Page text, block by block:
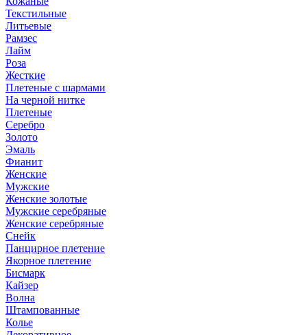
Текстильные
Литьевые
Рамзес
Лайм
Роза
Жесткие
Плетеные с шармами
На черной нитке
Плетеные
Серебро
Золото
Эмаль
Фианит
Женские
Мужские
Женские золотые
Мужские серебряные
Женские серебряные
Снейк
Панцирное плетение
Якорное плетение
Бисмарк
Кайзер
Волна
Штампованные
Колье